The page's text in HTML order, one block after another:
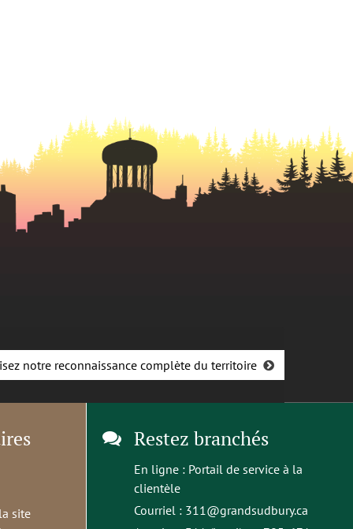
notre reconnaissance complète du territoire
site
Restez branchés
En ligne : Portail de service à la
clientèle
Courriel : 311@grandsudbury.ca